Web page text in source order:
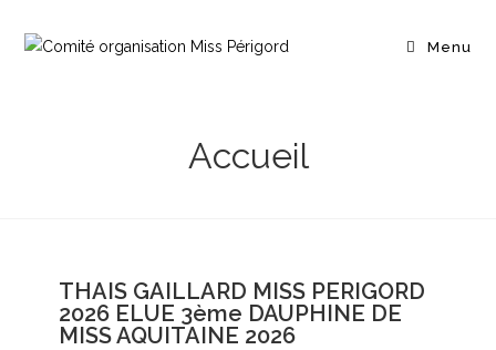
Menu
Accueil
THAIS GAILLARD MISS PERIGORD
2026 ELUE 3ème DAUPHINE DE
MISS AQUITAINE 2026